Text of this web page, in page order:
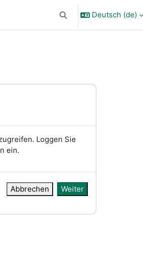
Sucheingabe umschalten
Deutsch ‎(de)‎
Loggen Sie
ein.
Abbrechen Weiter